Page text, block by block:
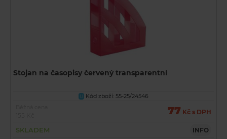
Stojan na časopisy červený transparentní
U
Kód zboží: 55-25/24546
77 Kč s DPH
SKLADEM INFO